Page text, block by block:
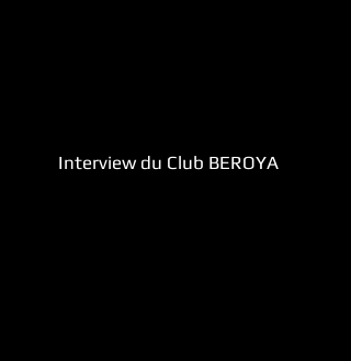
Interview du Club BEROYA